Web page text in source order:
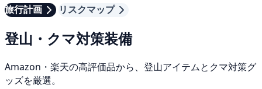
旅行計画
リスクマップ
登山・クマ対策装備
Amazon・楽天の高評価品から、登山アイテムとクマ対策グ
ッズを厳選。